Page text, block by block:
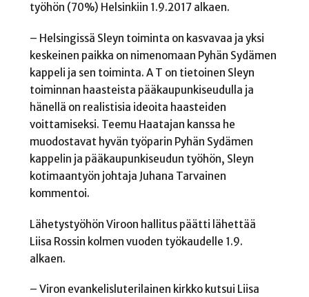
työhön (70%) Helsinkiin 1.9.2017 alkaen.
– Helsingissä Sleyn toiminta on kasvavaa ja yksi
keskeinen paikka on nimenomaan Pyhän Sydämen
kappeli ja sen toiminta. A T on tietoinen Sleyn
toiminnan haasteista pääkaupunkiseudulla ja
hänellä on realistisia ideoita haasteiden
voittamiseksi. Teemu Haatajan kanssa he
muodostavat hyvän työparin Pyhän Sydämen
kappelin ja pääkaupunkiseudun työhön, Sleyn
kotimaantyön johtaja Juhana Tarvainen
kommentoi.
Lähetystyöhön Viroon hallitus päätti lähettää
Liisa Rossin kolmen vuoden työkaudelle 1.9.
alkaen.
– Viron evankelisluterilainen kirkko kutsui Liisa